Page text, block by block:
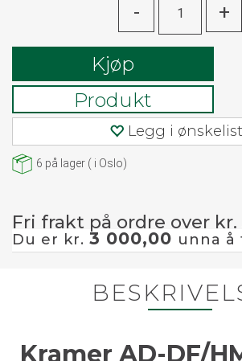
- +
Kjøp
Produkt
Legg i
6 på lager ( i Oslo)
Fri frakt på ordre over kr.
Du er kr. 3 000,00 unna å
Kramer AD-DF/